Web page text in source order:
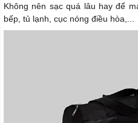
Không nên sạc quá lâu hay để
bếp, tủ lạnh, cục nóng điều hòa,...